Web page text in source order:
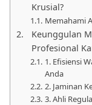
Krusial?
Memahami
Keunggulan
Profesional
1. Efisiensi
Anda
2. Jaminan
3. Ahli